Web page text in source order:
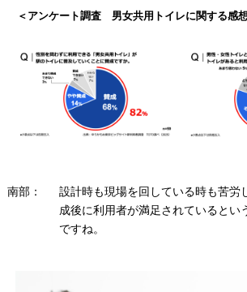
＜アンケート調査 男女共用トイレに関する感
南部：
設計時も現場を回している時も苦労
成後に利用者が満足されているとい
ですね。